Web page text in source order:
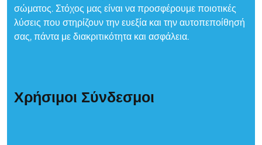
σώματος. Στόχος μας είναι να προσφέρουμε ποιοτικές
λύσεις που στηρίζουν την ευεξία και την αυτοπεποίθησή
σας, πάντα με διακριτικότητα και ασφάλεια.
Χρήσιμοι Σύνδεσμοι